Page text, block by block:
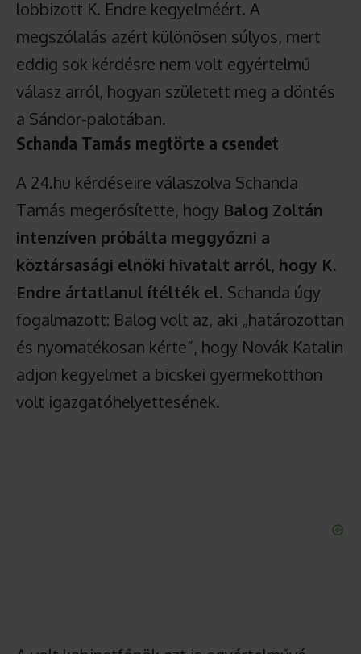
lobbizott K. Endre kegyelméért. A
megszólalás azért különösen súlyos, mert
eddig sok kérdésre nem volt egyértelmű
válasz arról, hogyan született meg a döntés
a Sándor-palotában.
Schanda Tamás megtörte a csendet
A 24.hu kérdéseire válaszolva Schanda
Tamás megerősítette, hogy Balog Zoltán
intenzíven próbálta meggyőzni a
köztársasági elnöki hivatalt arról, hogy K.
Endre ártatlanul ítélték el. Schanda úgy
fogalmazott: Balog volt az, aki „határozottan
és nyomatékosan kérte”, hogy Novák Katalin
adjon kegyelmet a bicskei gyermekotthon
volt igazgatóhelyettesének.